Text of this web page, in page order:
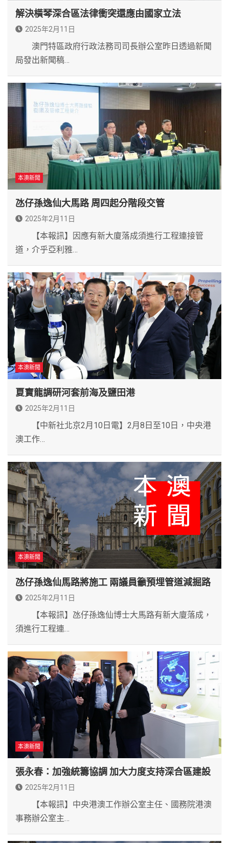
解決橫琴深合區法律衝突還應由國家立法
2025年2月11日
澳門特區政府行政法務司司長辦公室昨日透過新聞
局發出新聞稿…
本澳新聞
氹仔孫逸仙大馬路 周四起分階段交管
2025年2月11日
【本報訊】因應有新大廈落成須進行工程連接管
道，介乎亞利雅…
本澳新聞
夏寶龍調研河套前海及鹽田港
2025年2月11日
【中新社北京2月10日電】2月8日至10日，中央港
澳工作…
本澳新聞
氹仔孫逸仙馬路將施工 兩議員籲預埋管道減掘路
2025年2月11日
【本報訊】氹仔孫逸仙博士大馬路有新大廈落成，
須進行工程連…
本澳新聞
張永春：加強統籌協調 加大力度支持深合區建設
2025年2月11日
【本報訊】中央港澳工作辦公室主任、國務院港澳
事務辦公室主…